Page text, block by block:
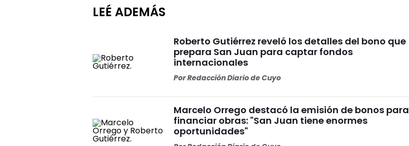
LEÉ ADEMÁS
Roberto Gutiérrez reveló los detalles del bono que
prepara San Juan para captar fondos
internacionales
PorRedacción Diario de Cuyo
Marcelo Orrego destacó la emisión de bonos para
financiar obras: "San Juan tiene enormes
oportunidades"